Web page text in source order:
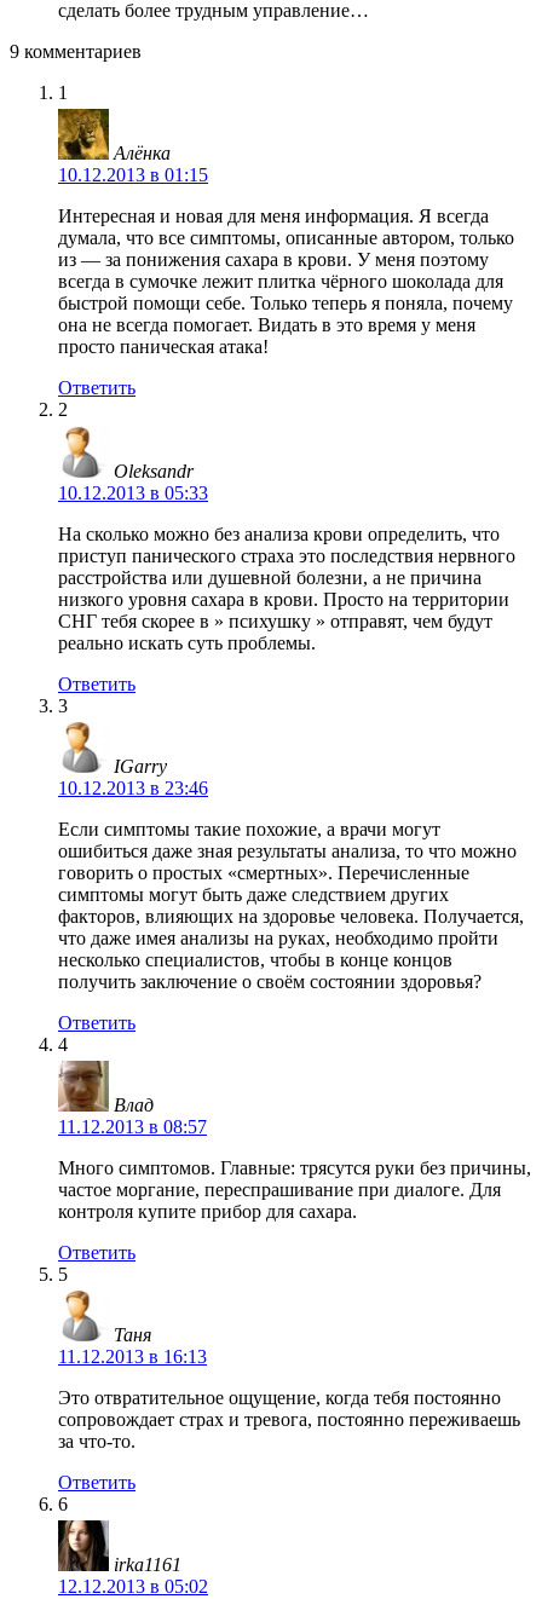
сделать более трудным управление…
9 комментариев
1
Алёнка
10.12.2013 в 01:15
Интересная и новая для меня информация. Я всегда
думала, что все симптомы, описанные автором, только
из — за понижения сахара в крови. У меня поэтому
всегда в сумочке лежит плитка чёрного шоколада для
быстрой помощи себе. Только теперь я поняла, почему
она не всегда помогает. Видать в это время у меня
просто паническая атака!
Ответить
2
Oleksandr
10.12.2013 в 05:33
На сколько можно без анализа крови определить, что
приступ панического страха это последствия нервного
расстройства или душевной болезни, а не причина
низкого уровня сахара в крови. Просто на территории
СНГ тебя скорее в » психушку » отправят, чем будут
реально искать суть проблемы.
Ответить
3
IGarry
10.12.2013 в 23:46
Если симптомы такие похожие, а врачи могут
ошибиться даже зная результаты анализа, то что можно
говорить о простых «смертных». Перечисленные
симптомы могут быть даже следствием других
факторов, влияющих на здоровье человека. Получается,
что даже имея анализы на руках, необходимо пройти
несколько специалистов, чтобы в конце концов
получить заключение о своём состоянии здоровья?
Ответить
4
Влад
11.12.2013 в 08:57
Много симптомов. Главные: трясутся руки без причины,
частое моргание, переспрашивание при диалоге. Для
контроля купите прибор для сахара.
Ответить
5
Таня
11.12.2013 в 16:13
Это отвратительное ощущение, когда тебя постоянно
сопровождает страх и тревога, постоянно переживаешь
за что-то.
Ответить
6
irka1161
12.12.2013 в 05:02